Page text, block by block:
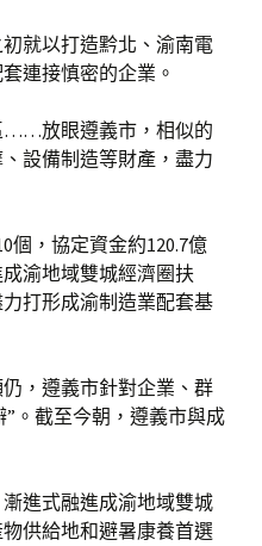
就以打造黔北、渝南電
連接慎密的企業。
……放眼遵義市，相似的
設備制造等財產，盡力
個，協定資金約120.7億
渝地域雙城經濟圈扶
打形成渝制造業配套基
，遵義市針對企業、群
”。截至今朝，遵義市與成
進式融進成渝地域雙城
供給地和避暑康養首選